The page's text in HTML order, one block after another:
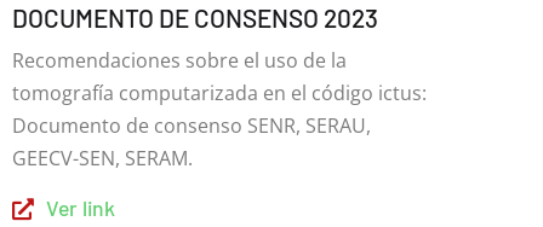
DOCUMENTO DE CONSENSO 2023
Recomendaciones sobre el uso de la
tomografía computarizada en el código ictus:
Documento de consenso SENR, SERAU,
GEECV-SEN, SERAM.
Ver link